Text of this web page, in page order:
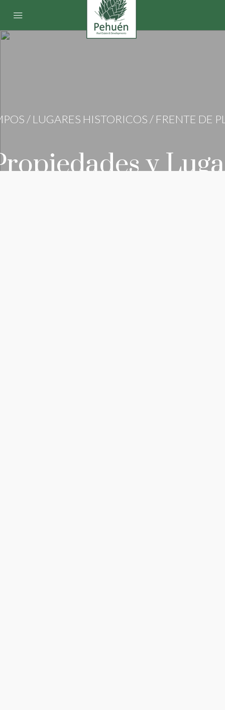
y
/ LUGARES HISTORICOS / FRENTE DE